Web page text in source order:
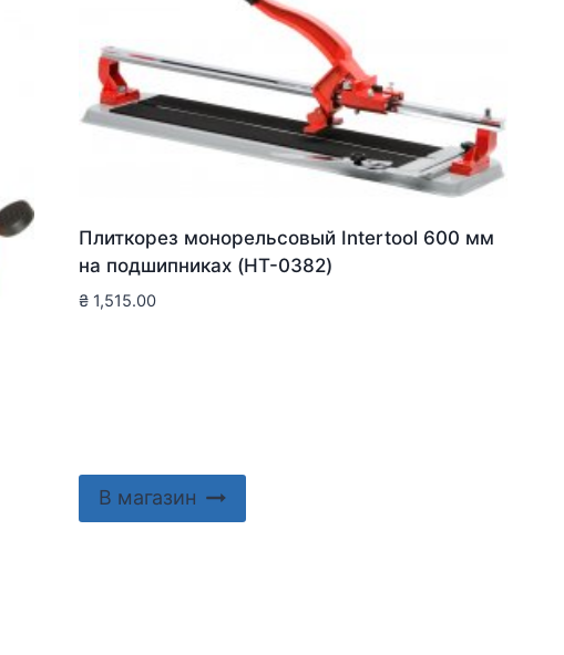
Плиткорез монорельсовый Intertool 600 мм
на подшипниках (HT-0382)
₴1,515.00
В магазин